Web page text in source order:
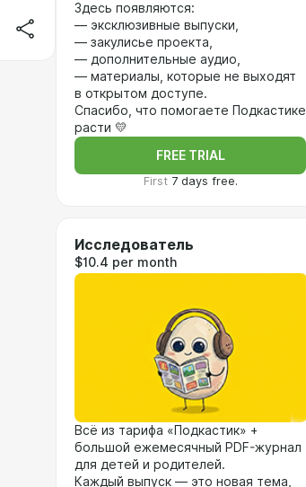
Здесь появляются:
— эксклюзивные выпуски,
— закулисье проекта,
— дополнительные аудио,
— материалы, которые не выходят
в открытом доступе.
Спасибо, что помогаете Подкастике
расти 💛
FREE TRIAL
First 7 days free.
Исследователь
$10.4 per month
Всё из тарифа «Подкастик» +
большой ежемесячный PDF-журнал
для детей и родителей.
Каждый выпуск — это новая тема,